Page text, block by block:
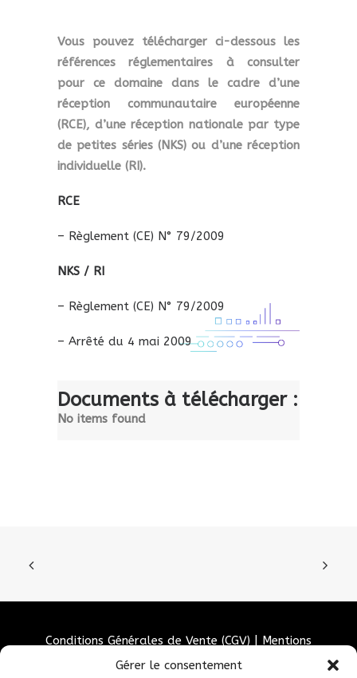
Gérer le consentement
Vous pouvez télécharger ci-dessous les
références réglementaires à consulter
pour ce domaine dans le cadre d’une
réception communautaire européenne
(RCE), d’une réception nationale par type
de petites séries (NKS) ou d’une réception
individuelle (RI).
RCE
– Règlement (CE) N° 79/2009
NKS / RI
– Règlement (CE) N° 79/2009
– Arrêté du 4 mai 2009
Documents à télécharger :
No items found
Conditions Générales de Vente (CGV)
Mentions
Politique de confidentialité